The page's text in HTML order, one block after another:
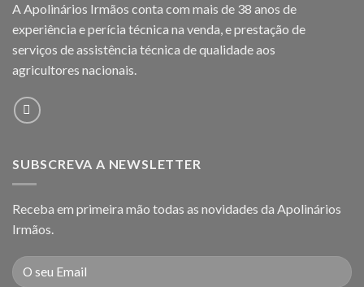
A Apolinários Irmãos conta com mais de 38 anos de
experiência e perícia técnica na venda, e prestação de
serviços de assistência técnica de qualidade aos
agricultores nacionais.
SUBSCREVA A NEWSLETTER
Receba em primeira mão todas as novidades da Apolinários
Irmãos.